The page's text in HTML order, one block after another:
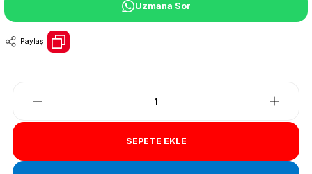
Uzmana Sor
Paylaş
SEPETE EKLE